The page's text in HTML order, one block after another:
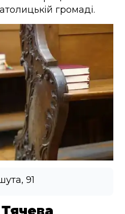
громаді.
91